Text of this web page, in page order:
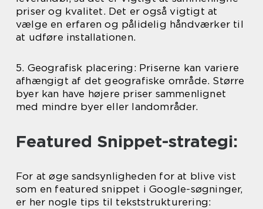
priser og kvalitet. Det er også vigtigt at
vælge en erfaren og pålidelig håndværker til
at udføre installationen.
5. Geografisk placering: Priserne kan variere
afhængigt af det geografiske område. Større
byer kan have højere priser sammenlignet
med mindre byer eller landområder.
Featured Snippet-strategi:
For at øge sandsynligheden for at blive vist
som en featured snippet i Google-søgninger,
er her nogle tips til tekststrukturering: